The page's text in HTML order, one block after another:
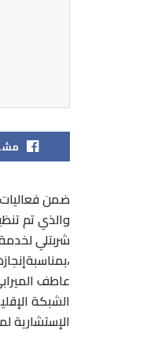
والذي تم
شربتلي
عاطف
الشبكة